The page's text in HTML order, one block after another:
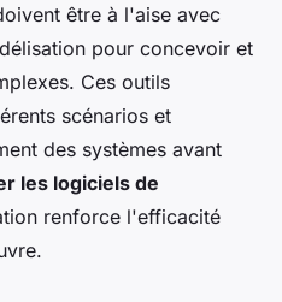
être à l'aise avec
pour concevoir et
Ces outils
scénarios et
des systèmes avant
les logiciels de
renforce l'efficacité